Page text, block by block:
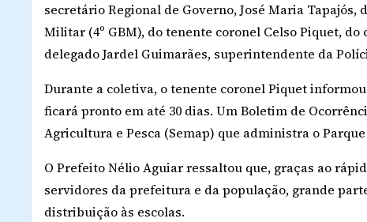
secretário Regional de Governo, José Maria
Militar (4º GBM), do tenente coronel Celso Piquet,
delegado Jardel Guimarães, superintendente da
Durante a coletiva, o tenente coronel Piquet
ficará pronto em até 30 dias. Um Boletim de
Agricultura e Pesca (Semap) que administra o
O Prefeito Nélio Aguiar ressaltou que, graças ao
servidores da prefeitura e da população, grande
distribuição às escolas.